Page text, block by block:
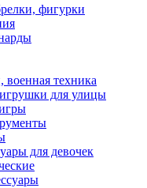
фигурки
техника
для улицы
для девочек